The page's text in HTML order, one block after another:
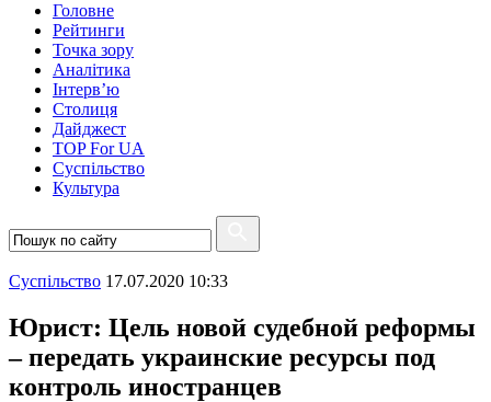
Головне
Рейтинги
Точка зору
Аналітика
Інтерв’ю
Столиця
Дайджест
TOP For UA
Суспiльство
Культура
Суспiльство 17.07.2020 10:33
Юрист: Цель новой судебной реформы
– передать украинские ресурсы под
контроль иностранцев